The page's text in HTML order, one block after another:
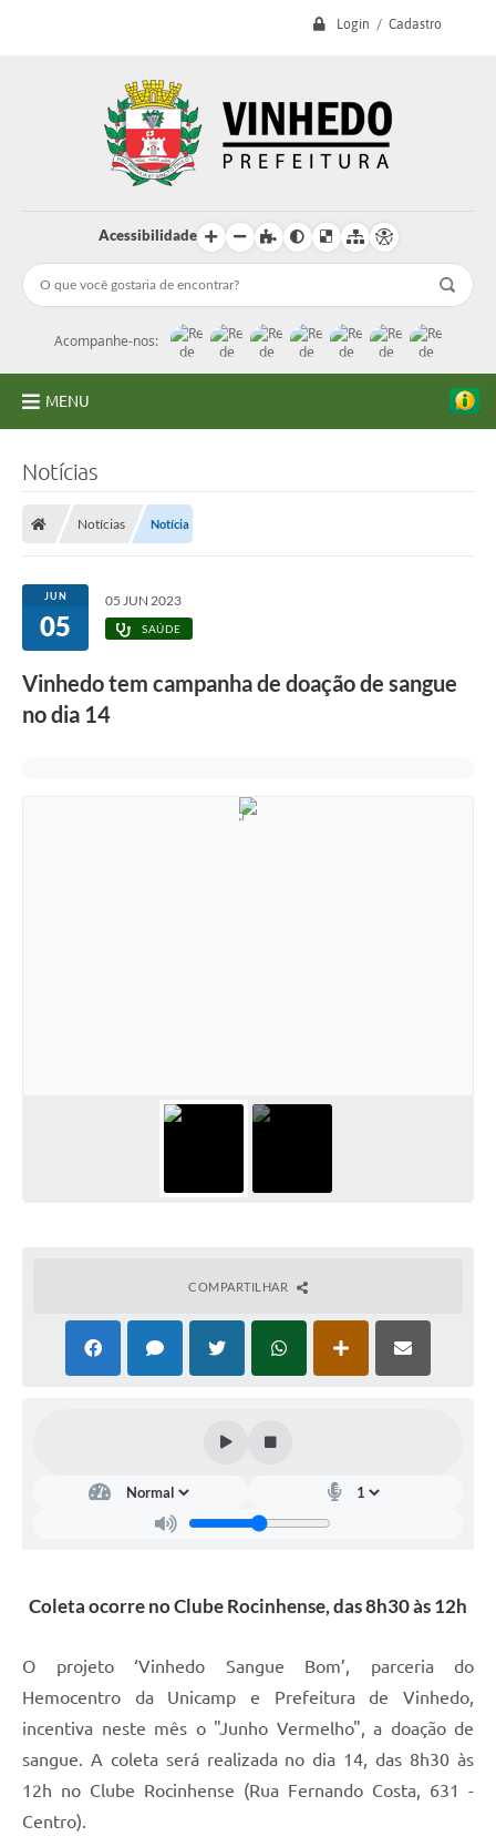
Login / Cadastro
Acessibilidade
Acompanhe-nos:
MENU
Licitações
Transparência
Concursos e Processos Seletivos
Sistema de Protocolo
Contratos
Carta de Serviços
Legislação
Links Úteis
Serviços Online
Notícias
Notícias Notícia
JUN
05
05 JUN 2023
SAÚDE
Vinhedo tem campanha de doação de sangue
no dia 14
COMPARTILHAR
Coleta ocorre no Clube Rocinhense, das 8h30 às 12h
O projeto ‘Vinhedo Sangue Bom’, parceria do
Hemocentro da Unicamp e Prefeitura de Vinhedo,
incentiva neste mês o "Junho Vermelho", a doação de
sangue. A coleta será realizada no dia 14, das 8h30 às
12h no Clube Rocinhense (Rua Fernando Costa, 631 -
Centro).